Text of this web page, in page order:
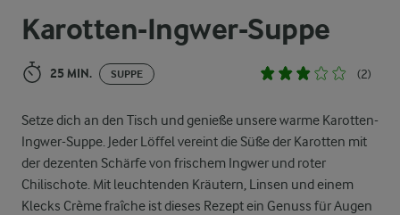
Karotten-Ingwer-Suppe
25 MIN. SUPPE (2)
Setze dich an den Tisch und genieße unsere warme Karotten-
Ingwer-Suppe. Jeder Löffel vereint die Süße der Karotten mit
der dezenten Schärfe von frischem Ingwer und roter
Chilischote. Mit leuchtenden Kräutern, Linsen und einem
Klecks Crème fraîche ist dieses Rezept ein Genuss für Augen